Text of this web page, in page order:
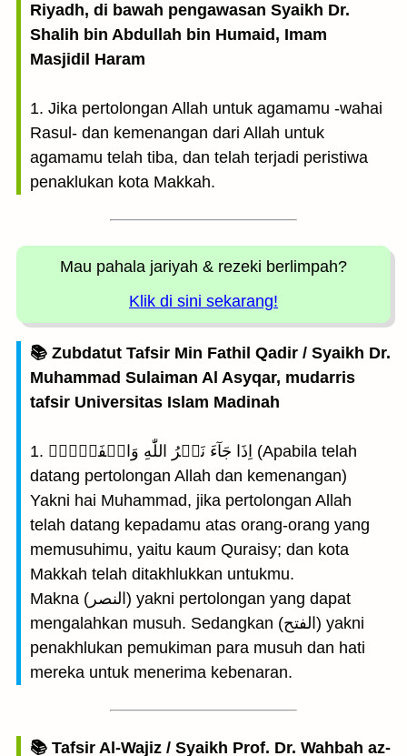
Riyadh, di bawah pengawasan Syaikh Dr.
Shalih bin Abdullah bin Humaid, Imam
Masjidil Haram
1. Jika pertolongan Allah untuk agamamu -wahai
Rasul- dan kemenangan dari Allah untuk
agamamu telah tiba, dan telah terjadi peristiwa
penaklukan kota Makkah.
Mau pahala jariyah & rezeki berlimpah?
Klik di sini sekarang!
📚 Zubdatut Tafsir Min Fathil Qadir / Syaikh Dr.
Muhammad Sulaiman Al Asyqar, mudarris
tafsir Universitas Islam Madinah
1. اِذَا جَآءَ نَصۡرُ اللّٰهِ وَالۡفَتۡحُۙ‏ (Apabila telah
datang pertolongan Allah dan kemenangan)
Yakni hai Muhammad, jika pertolongan Allah
telah datang kepadamu atas orang-orang yang
memusuhimu, yaitu kaum Quraisy; dan kota
Makkah telah ditakhlukkan untukmu.
Makna (النصر) yakni pertolongan yang dapat
mengalahkan musuh. Sedangkan (الفتح) yakni
penakhlukan pemukiman para musuh dan hati
mereka untuk menerima kebenaran.
📚 Tafsir Al-Wajiz / Syaikh Prof. Dr. Wahbah az-